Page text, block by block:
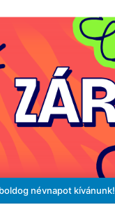
névnapot kívánunk!